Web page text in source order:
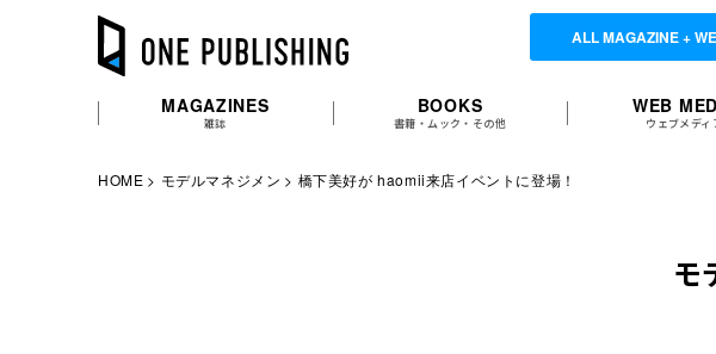
ALL MAGAZINE +
MAGAZINES
雑誌
BOOKS
書籍・ムック・その他
WEB
ウェブメディ
HOME モデルマネジメン 橋下美好が haomii来店イベントに登場！
モ